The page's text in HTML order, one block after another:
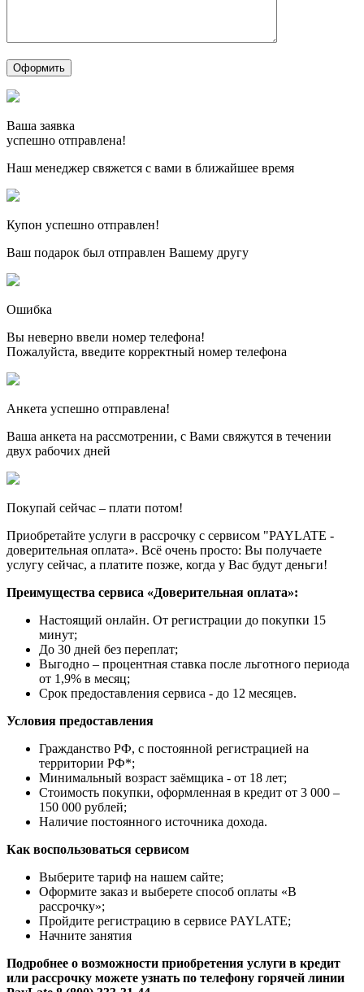
Ваша заявка
успешно отправлена!
Наш менеджер свяжется с вами в ближайшее время
Купон успешно отправлен!
Ваш подарок был отправлен Вашему другу
Ошибка
Вы неверно ввели номер телефона!
Пожалуйста, введите корректный номер телефона
Анкета успешно отправлена!
Ваша анкета на рассмотрении, с Вами свяжутся в течении
двух рабочих дней
Покупай сейчас – плати потом!
Приобретайте услуги в рассрочку с сервисом "PAYLATE -
доверительная оплата». Всё очень просто: Вы получаете
услугу сейчас, а платите позже, когда у Вас будут деньги!
Преимущества сервиса «Доверительная оплата»:
Настоящий онлайн. От регистрации до покупки 15
минут;
До 30 дней без переплат;
Выгодно – процентная ставка после льготного периода
от 1,9% в месяц;
Срок предоставления сервиса - до 12 месяцев.
Условия предоставления
Гражданство РФ, с постоянной регистрацией на
территории РФ*;
Минимальный возраст заёмщика - от 18 лет;
Стоимость покупки, оформленная в кредит от 3 000 –
150 000 рублей;
Наличие постоянного источника дохода.
Как воспользоваться сервисом
Выберите тариф на нашем сайте;
Оформите заказ и выберете способ оплаты «В
рассрочку»;
Пройдите регистрацию в сервисе PAYLATE;
Начните занятия
Подробнее о возможности приобретения услуги в кредит
или рассрочку можете узнать по телефону горячей линии